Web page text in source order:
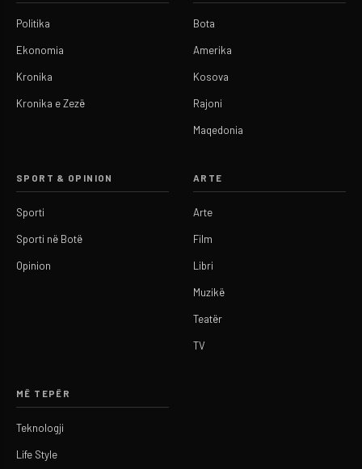
Politika
Ekonomia
Kronika
Kronika e Zezë
Bota
Amerika
Kosova
Rajoni
Maqedonia
SPORT & OPINION
Sporti
Sporti në Botë
Opinion
ARTE
Arte
Film
Libri
Muzikë
Teatër
TV
MË TEPËR
Teknologji
Life Style